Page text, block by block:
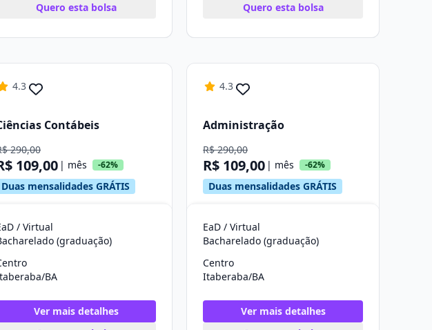
Quero esta bolsa
Quero esta bolsa
4.3
Contábeis
290,00
109,00 | mês -62%
Duas mensalidades GRÁTIS
/ Virtual
(graduação)
BA
Ver mais detalhes
4.3
Administração
R$ 290,00
R$ 109,00 | mês -62%
Duas mensalidades GRÁTIS
EaD / Virtual
Bacharelado (graduação)
Centro
Itaberaba/BA
Ver mais detalhes